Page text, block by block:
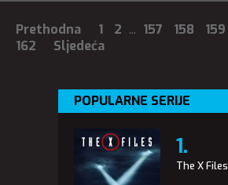
Prethodna 1 2 ... 157 158 159
162
Sljedeća
POPULARNE SERIJE
The X Files